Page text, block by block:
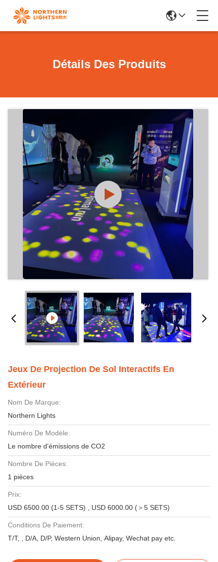
Détails Des Produits
Jeux De Projection De Sol Interactifs En
Extérieur
Nom De Marque:
Northern Lights
Numéro De Modèle:
Le nombre d'émissions de CO2
Nombre De Pièces:
1 pièces
Prix:
USD 6500.00 (1-5 SETS) , USD 6000.00 (＞5 SETS)
Conditions De Paiement:
T/T, , D/A, D/P, Western Union, Alipay, Wechat pay etc.